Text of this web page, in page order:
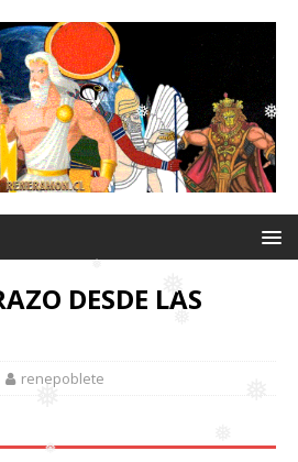
❅
❅
❅
❅
❅
DESDE LAS
renepoblete